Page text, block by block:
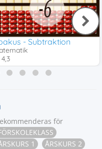
- Subtraktion
4,3
för
1
ÅRSKURS 2